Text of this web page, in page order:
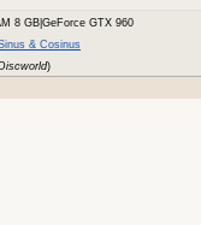
8 GB|GeForce GTX 960
& Cosinus
)